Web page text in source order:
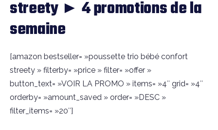
streety ► 4 promotions de la
semaine
[amazon bestseller= »poussette trio bébé confort
streety » filterby= »price » filter= »offer »
button_text= »VOIR LA PROMO » items= »4″ grid= »4″
orderby= »amount_saved » order= »DESC »
filter_items= »20″]